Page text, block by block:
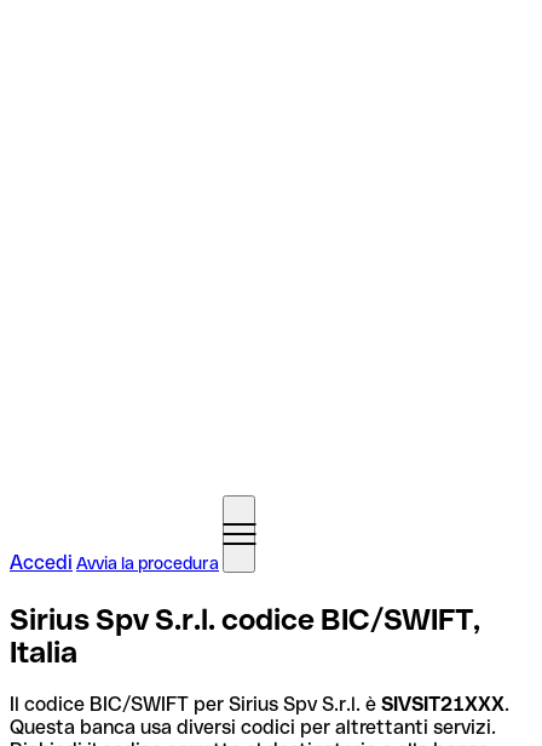
Accedi Avvia la procedura
Sirius Spv S.r.l. codice BIC/SWIFT,
Italia
Il codice BIC/SWIFT per Sirius Spv S.r.l. è SIVSIT21XXX.
Questa banca usa diversi codici per altrettanti servizi.